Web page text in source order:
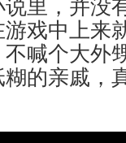
里，并没
戏中上来
喊个大外
的亲戚，